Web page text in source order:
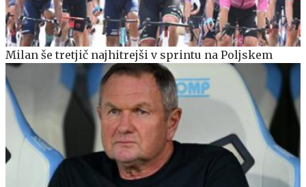
Milan še tretjič najhitrejši v sprintu na Poljskem